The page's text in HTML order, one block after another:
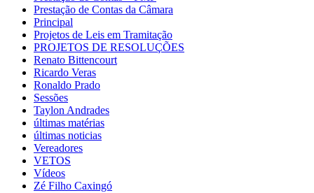
Prestação de Contas da Câmara
Principal
Projetos de Leis em Tramitação
PROJETOS DE RESOLUÇÕES
Renato Bittencourt
Ricardo Veras
Ronaldo Prado
Sessões
Taylon Andrades
últimas matérias
últimas noticias
Vereadores
VETOS
Vídeos
Zé Filho Caxingó